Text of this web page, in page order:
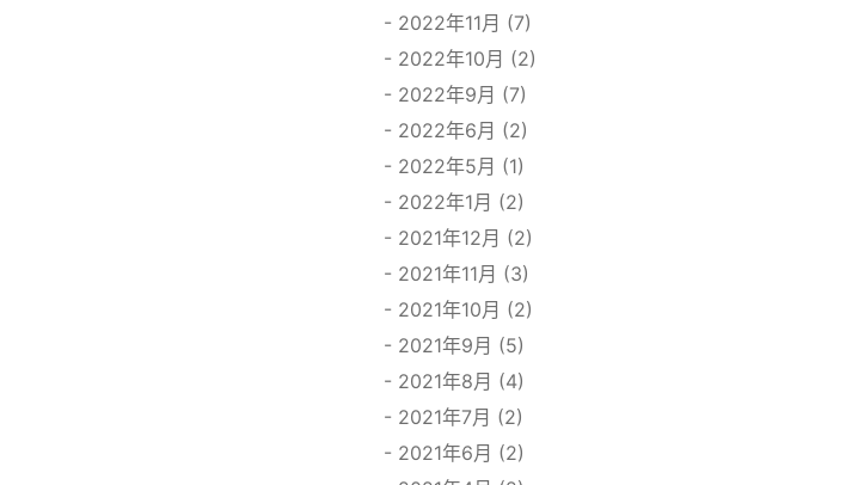
2022年11月 (7)
2022年10月 (2)
2022年9月 (7)
2022年6月 (2)
2022年5月 (1)
2022年1月 (2)
2021年12月 (2)
2021年11月 (3)
2021年10月 (2)
2021年9月 (5)
2021年8月 (4)
2021年7月 (2)
2021年6月 (2)